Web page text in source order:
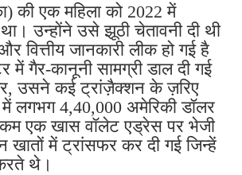
की एक महिला को 2022 में
उन्होंने उसे झूठी चेतावनी दी थी
वित्तीय जानकारी लीक हो गई है
गैर-कानूनी सामग्री डाल दी गई
उसने कई ट्रांज़ैक्शन के ज़रिए
लगभग 4,40,000 अमेरिकी डॉलर
एक खास वॉलेट एड्रेस पर भेजी
खातों में ट्रांसफर कर दी गई जिन्हें
थे।